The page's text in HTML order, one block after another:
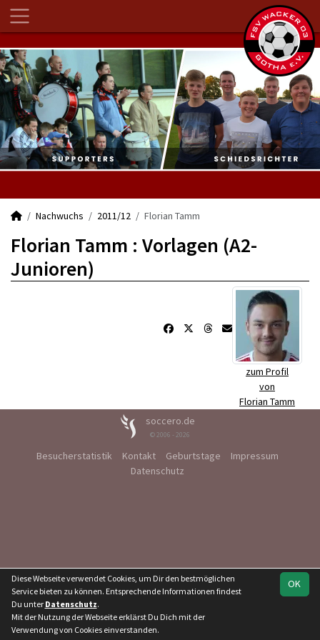
Nachwuchs 2011/12 Florian Tamm
Florian Tamm : Vorlagen (A2-
Junioren)
zum Profil
von
Florian Tamm
soccero.de
© 2006 - 2026
Besucherstatistik Kontakt Geburtstage
Impressum
Datenschutz
OK
Diese Webseite verwendet Cookies, um Dir den bestmöglichen
Service bieten zu können. Entsprechende Informationen findest
Du unter Datenschutz.
Mit der Nutzung der Webseite erklärst Du Dich mit der
Verwendung von Cookies einverstanden.